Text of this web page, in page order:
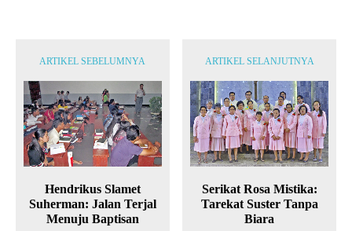
ARTIKEL SEBELUMNYA
Hendrikus Slamet
Suherman: Jalan Terjal
Menuju Baptisan
ARTIKEL SELANJUTNYA
Serikat Rosa Mistika:
Tarekat Suster Tanpa
Biara